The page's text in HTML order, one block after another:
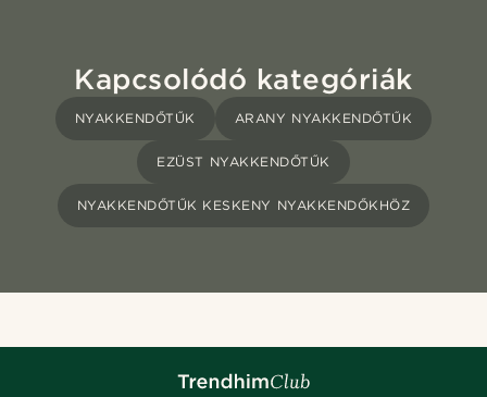
Kapcsolódó kategóriák
NYAKKENDŐTŰK ARANY NYAKKENDŐTŰK
EZÜST NYAKKENDŐTŰK
NYAKKENDŐTŰK KESKENY NYAKKENDŐKHÖZ